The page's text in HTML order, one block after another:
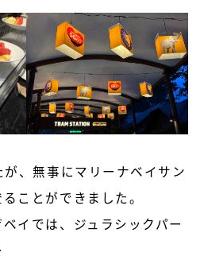
、無事にマリーナベイサン
ことができました。
イでは、ジュラシックパー